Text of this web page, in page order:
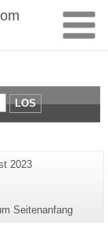
LOS
2023
Seitenanfang